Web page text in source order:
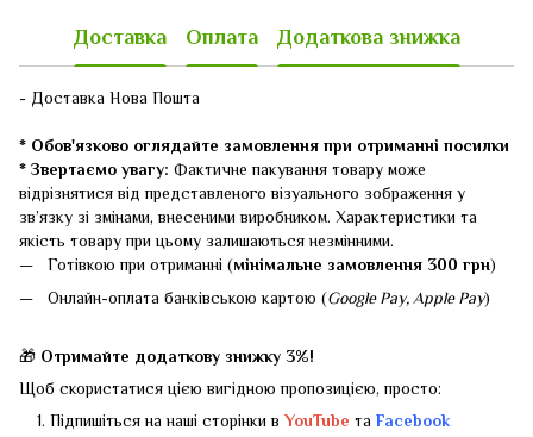
Доставка Оплата Додаткова знижка
- Доставка Нова Пошта
* Обов'язково оглядайте замовлення при отриманні посилки
* Звертаємо увагу: Фактичне пакування товару може
відрізнятися від представленого візуального зображення у
зв’язку зі змінами, внесеними виробником. Характеристики та
якість товару при цьому залишаються незмінними.
Готівкою при отриманні (мінімальне замовлення 300 грн)
Онлайн-оплата банківською картою (Google Pay, Apple Pay)
🎁 Отримайте додаткову знижку 3%!
Щоб скористатися цією вигідною пропозицією, просто:
Підпишіться на наші сторінки вYouTube та Facebook